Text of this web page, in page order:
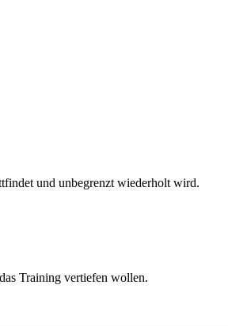
und unbegrenzt wiederholt wird.
Training vertiefen wollen.